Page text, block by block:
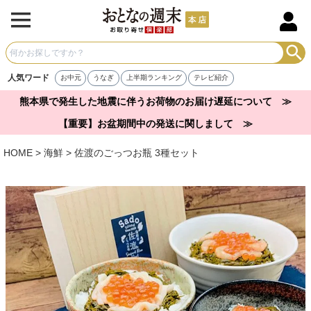
人気ワード お中元 うなぎ 上半期ランキング テレビ紹介
熊本県で発生した地震に伴うお荷物のお届け遅延について ≫
【重要】お盆期間中の発送に関しまして ≫
HOME 海鮮 佐渡のごっつお瓶 3種セット